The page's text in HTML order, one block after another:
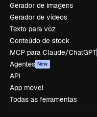
Gerador de imagens
Gerador de vídeos
Texto para voz
Conteúdo de stock
MCP para Claude/ChatGPT
Agentes New
API
App móvel
Todas as ferramentas